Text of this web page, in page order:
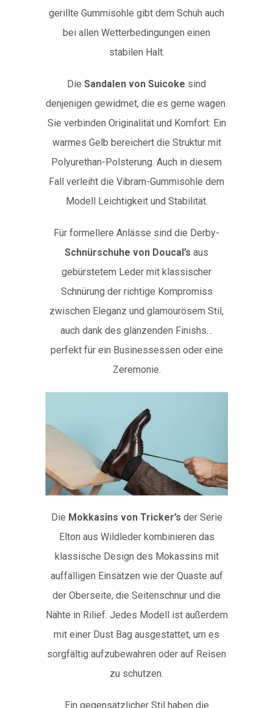
gerillte Gummisohle gibt dem Schuh auch
bei allen Wetterbedingungen einen
stabilen Halt.
Die Sandalen von Suicoke sind
denjenigen gewidmet, die es gerne wagen.
Sie verbinden Originalität und Komfort: Ein
warmes Gelb bereichert die Struktur mit
Polyurethan-Polsterung. Auch in diesem
Fall verleiht die Vibram-Gummisohle dem
Modell Leichtigkeit und Stabilität.
Für formellere Anlässe sind die Derby-
Schnürschuhe von Doucal’s aus
gebürstetem Leder mit klassischer
Schnürung der richtige Kompromiss
zwischen Eleganz und glamourösem Stil,
auch dank des glänzenden Finishs…
perfekt für ein Businessessen oder eine
Zeremonie.
Die Mokkasins von Tricker’s der Serie
Elton aus Wildleder kombinieren das
klassische Design des Mokassins mit
auffälligen Einsätzen wie der Quaste auf
der Oberseite, die Seitenschnur und die
Nähte in Rilief. Jedes Modell ist außerdem
mit einer Dust Bag ausgestattet, um es
sorgfältig aufzubewahren oder auf Reisen
zu schutzen.
Ein gegensätzlicher Stil haben die